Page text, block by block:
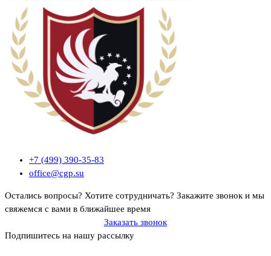
+7 (499) 390-35-83
office@cgp.su
Остались вопросы? Хотите сотрудничать? Закажите звонок и мы
свяжемся с вами в ближайшее время
Заказать звонок
Подпишитесь на нашу рассылку